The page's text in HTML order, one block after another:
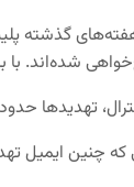
گذشته
شده‌اند.
حدود یک ماه
ایمیل